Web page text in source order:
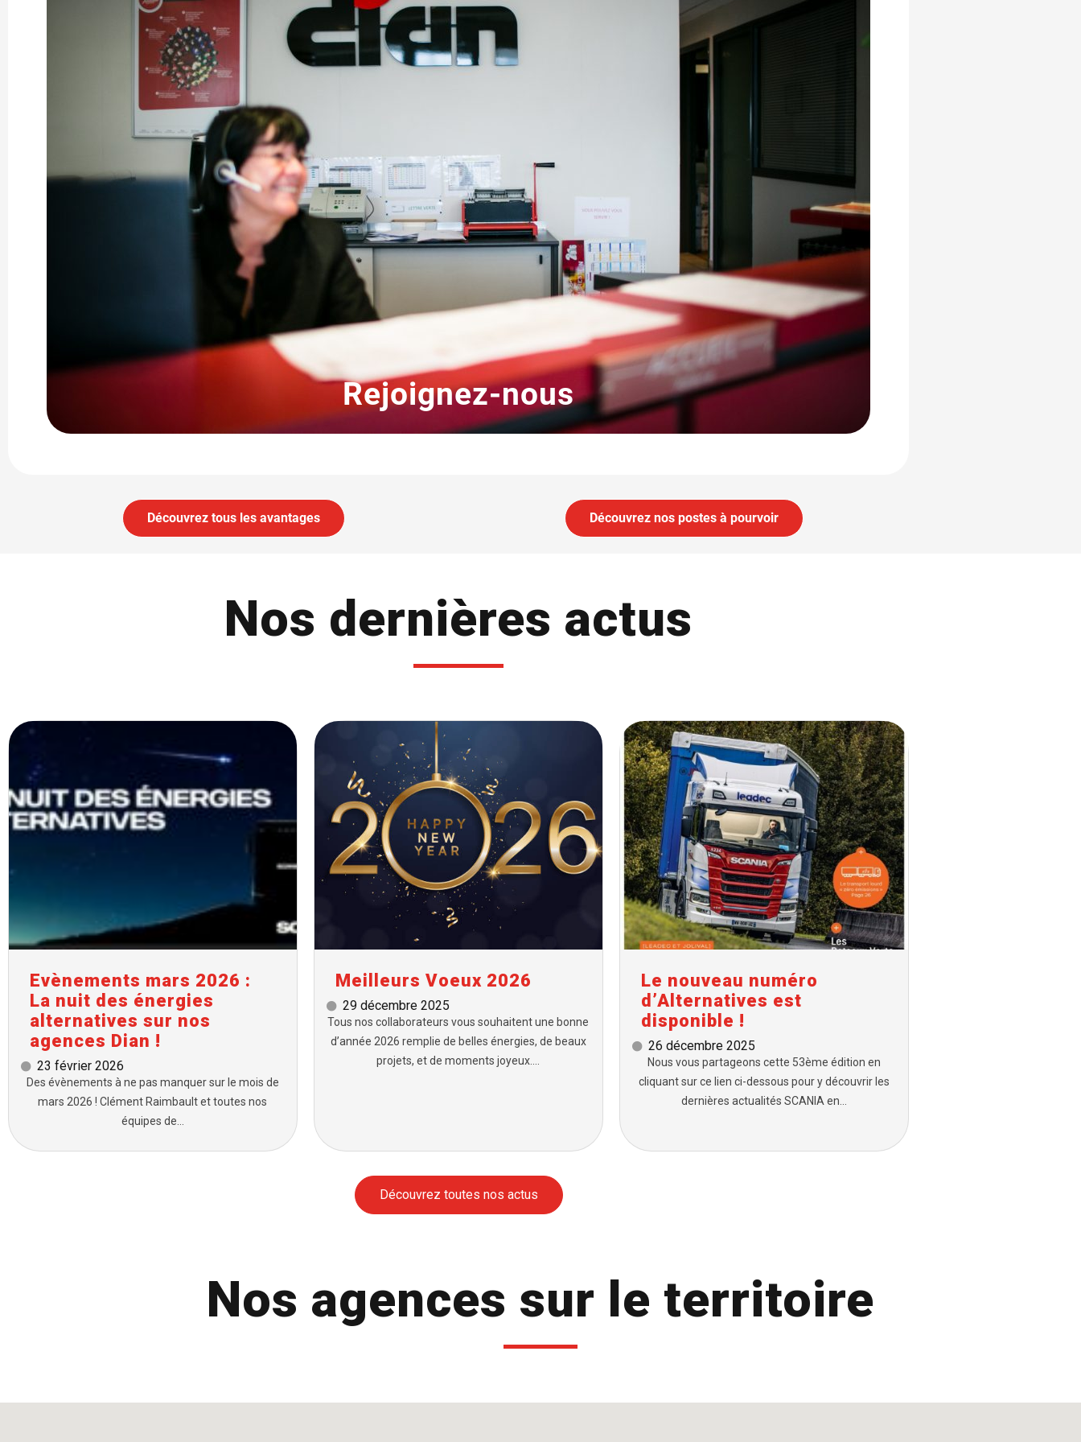
Rejoignez-nous
Découvrez tous les avantages Découvrez nos postes à pourvoir
Nos dernières actus
Evènements mars 2026 :
La nuit des énergies
alternatives sur nos
agences Dian !
23 février 2026
Des évènements à ne pas manquer sur le mois de
mars 2026 ! Clément Raimbault et toutes nos
équipes de...
Meilleurs Voeux 2026
29 décembre 2025
Tous nos collaborateurs vous souhaitent une bonne
d’année 2026 remplie de belles énergies, de beaux
projets, et de moments joyeux....
Le nouveau numéro
d’Alternatives est
disponible !
26 décembre 2025
Nous vous partageons cette 53ème édition en
cliquant sur ce lien ci-dessous pour y découvrir les
dernières actualités SCANIA en...
Découvrez toutes nos actus
Nos agences sur le territoire